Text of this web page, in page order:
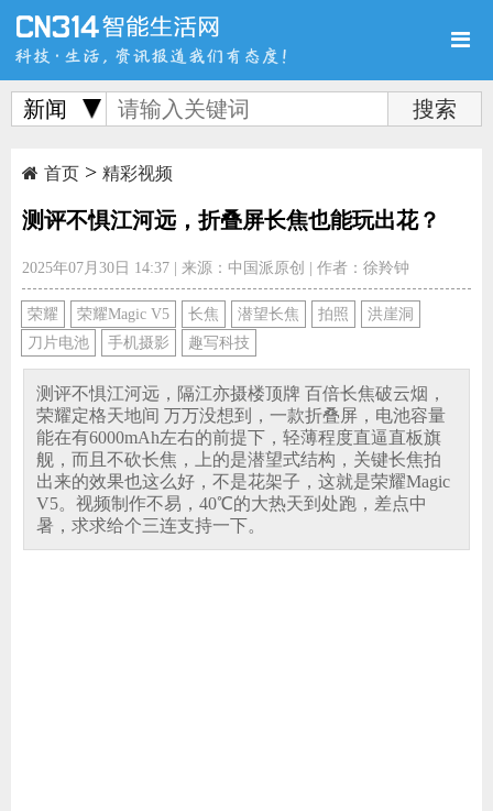
首页
导购 新闻 视频
图赏 游记 直播
新闻
首页> 精彩视频
测评不惧江河远，折叠屏长焦也能玩出花？
2025年07月30日 14:37| 来源：中国派原创 | 作者：徐羚钟
荣耀 荣耀Magic V5 长焦 潜望长焦 拍照
洪崖洞
刀片电池
手机摄影 趣写科技
测评不惧江河远，隔江亦摄楼顶牌 百倍长焦破云烟，
荣耀定格天地间 万万没想到，一款折叠屏，电池容量
能在有6000mAh左右的前提下，轻薄程度直逼直板旗
舰，而且不砍长焦，上的是潜望式结构，关键长焦拍
出来的效果也这么好，不是花架子，这就是荣耀Magic
V5。视频制作不易，40℃的大热天到处跑，差点中
暑，求求给个三连支持一下。